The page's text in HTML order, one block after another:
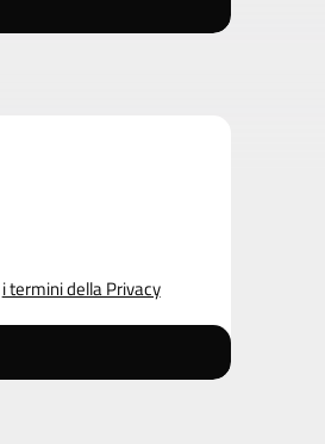
i termini della Privacy